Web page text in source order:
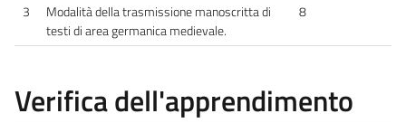
3
Modalità della trasmissione manoscritta di
testi di area germanica medievale.
8
Verifica dell'apprendimento